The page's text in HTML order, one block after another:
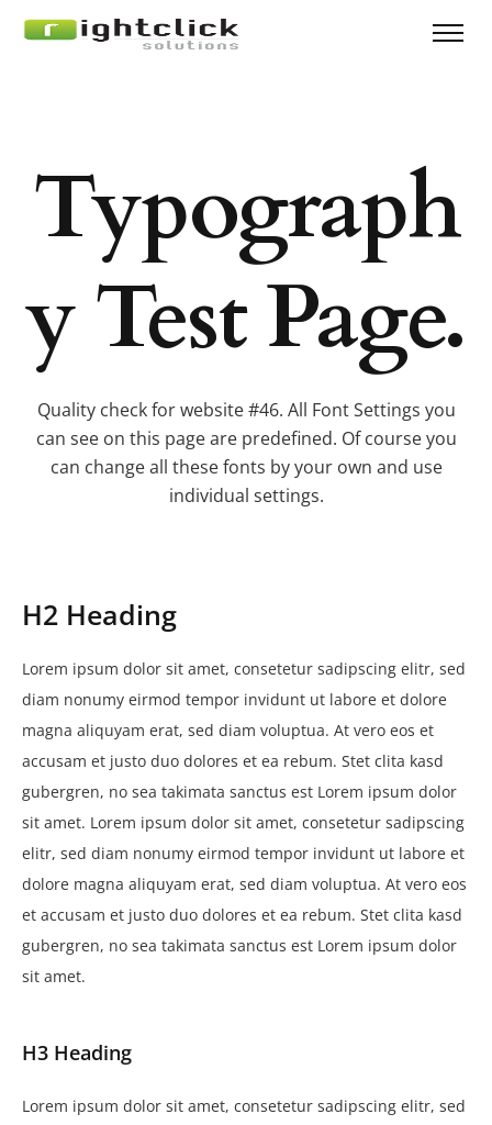
Typograph
y Test Page.
Quality check for website #46. All Font Settings you
can see on this page are predefined. Of course you
can change all these fonts by your own and use
individual settings.
H2 Heading
Lorem ipsum dolor sit amet, consetetur sadipscing elitr, sed
diam nonumy eirmod tempor invidunt ut labore et dolore
magna aliquyam erat, sed diam voluptua. At vero eos et
accusam et justo duo dolores et ea rebum. Stet clita kasd
gubergren, no sea takimata sanctus est Lorem ipsum dolor
sit amet. Lorem ipsum dolor sit amet, consetetur sadipscing
elitr, sed diam nonumy eirmod tempor invidunt ut labore et
dolore magna aliquyam erat, sed diam voluptua. At vero eos
et accusam et justo duo dolores et ea rebum. Stet clita kasd
gubergren, no sea takimata sanctus est Lorem ipsum dolor
sit amet.
H3 Heading
Lorem ipsum dolor sit amet, consetetur sadipscing elitr, sed